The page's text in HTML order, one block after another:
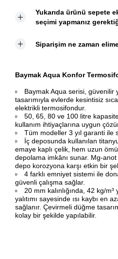
Yukarıda ürünü sepete
seçimi yapmanız
Siparişim ne zaman
Baymak Aqua Konfor
Baymak Aqua serisi, güvenilir
tasarımıyla evlerde kesintisiz
elektrikli termosifondur.
50, 65, 80 ve 100 litre
kullanım ihtiyaçlarına uygun
Tüm modeller 3 yıl garanti ile
İç deposunda kullanılan
emaye kaplı çelik, hem uzun
depolama imkânı sunar. Mg-
depo korozyona karşı etkin bir
4 farklı emniyet sistemi ile
güvenli çalışma sağlar.
20 mm kalınlığında, 42 kg/
yalıtımı sayesinde ısı kaybı en
sağlanır. Çevirmeli düğme
kolay bir şekilde yapılabilir.